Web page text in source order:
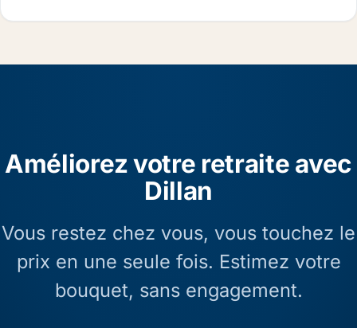
Améliorez votre retraite avec
Dillan
Vous restez chez vous, vous touchez le
prix en une seule fois. Estimez votre
bouquet, sans engagement.